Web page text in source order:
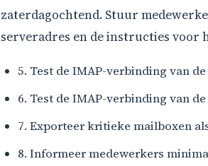
zaterdagochtend. Stuur
serveradres en de instructies voor
5. Test de IMAP-verbinding van
6. Test de IMAP-verbinding van
7. Exporteer kritieke mailboxen
8. Informeer medewerkers